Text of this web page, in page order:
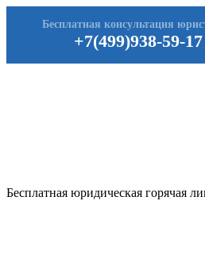
+7(499)938-59-17
Бесплатная консультация
Бесплатная юридическая горячая